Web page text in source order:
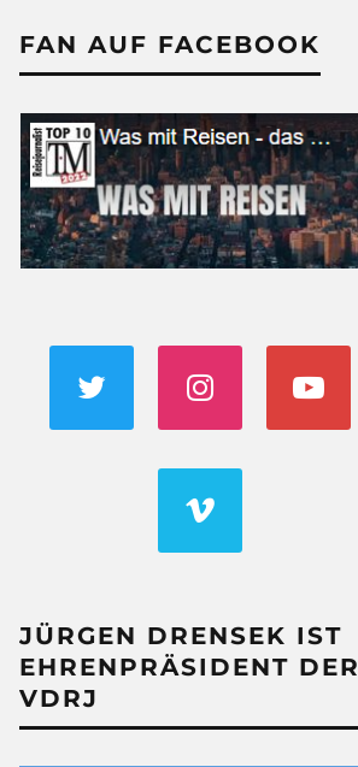
FAN AUF FACEBOOK
JÜRGEN DRENSEK IST
EHRENPRÄSIDENT DER
VDRJ